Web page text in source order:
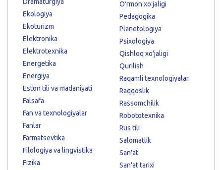
Ekologiya
Ekoturizm
Elektronika
Elektrotexnika
Energetika
Energiya
Eston tili va madaniyati
Falsafa
Fan va texnologiyalar
Fanlar
Farmatsevtika
Filologiya va lingvistika
Fizika
Oʻrmon xoʻjaligi
Pedagogika
Planetologiya
Psixologiya
Qishloq xo'jaligi
Qurilish
Raqamli texnologiyalar
Raqqoslik
Rassomchilik
Robototexnika
Rus tili
Salomatlik
San'at
San'at tarixi